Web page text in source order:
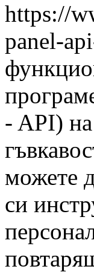
https://
panel-
- API)
можете
си